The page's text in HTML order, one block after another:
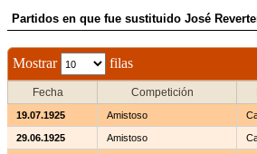
Partidos en que fue sustituido José
Mostrar filas
Fecha Competición
19.07.1925 Amistoso
29.06.1925 Amistoso